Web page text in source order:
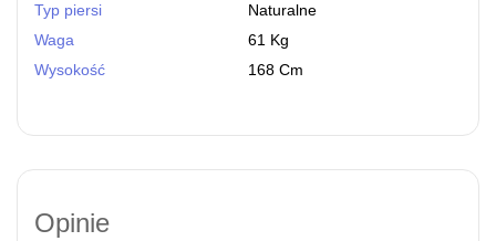
Typ piersi
Naturalne
Waga
61 Kg
Wysokość
168 Cm
Opinie